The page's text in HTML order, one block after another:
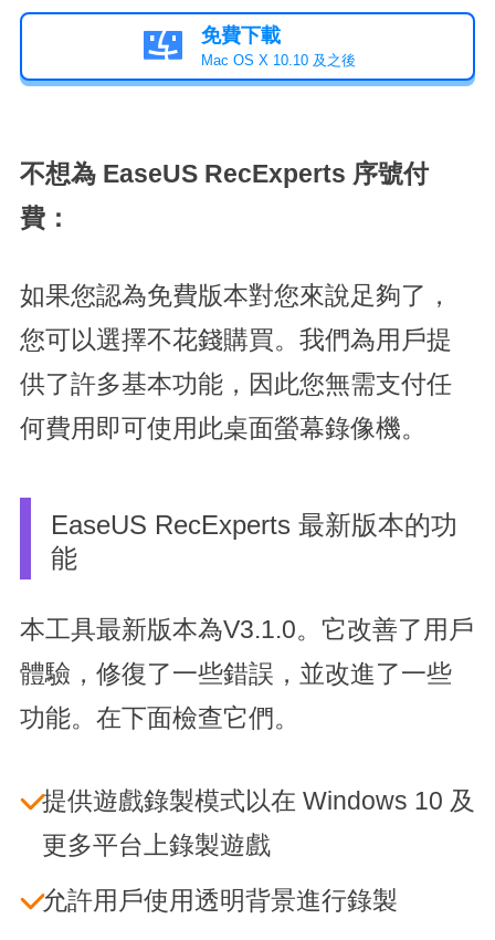
 免費下載
Mac OS X 10.10 及之後
不想為 EaseUS RecExperts 序號付
費：
如果您認為免費版本對您來說足夠了，
您可以選擇不花錢購買。我們為用戶提
供了許多基本功能，因此您無需支付任
何費用即可使用此桌面螢幕錄像機。
EaseUS RecExperts 最新版本的功
能
本工具最新版本為V3.1.0。它改善了用戶
體驗，修復了一些錯誤，並改進了一些
功能。在下面檢查它們。
提供遊戲錄製模式以在 Windows 10 及
更多平台上錄製遊戲
允許用戶使用透明背景進行錄製